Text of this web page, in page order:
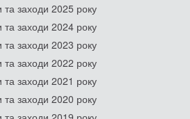
та заходи 2025 року
та заходи 2024 року
та заходи 2023 року
та заходи 2022 року
та заходи 2021 року
та заходи 2020 року